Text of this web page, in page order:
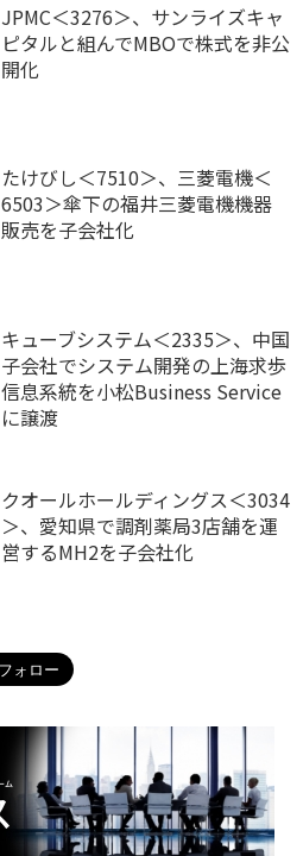
JPMC＜3276＞、サンライズキャ
ピタルと組んでMBOで株式を非公
開化
たけびし＜7510＞、三菱電機＜
6503＞傘下の福井三菱電機機器
販売を子会社化
キューブシステム＜2335＞、中国
子会社でシステム開発の上海求歩
信息系統を小松Business Service
に譲渡
クオールホールディングス＜3034
＞、愛知県で調剤薬局3店舗を運
営するMH2を子会社化